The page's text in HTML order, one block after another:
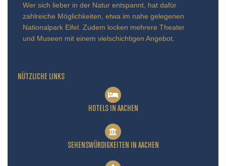
Wer sich lieber in der Natur entspannt, hat dafür
zahlreiche Möglichkeiten, etwa im nahe gelegenen
Nationalpark Eifel. Zudem locken mehrere Theater
und Museen mit einem vielschichtigen Angebot.
NÜTZLICHE LINKS
HOTELS IN AACHEN
SEHENSWÜRDIGKEITEN IN AACHEN